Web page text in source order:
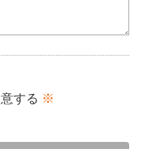
する ※